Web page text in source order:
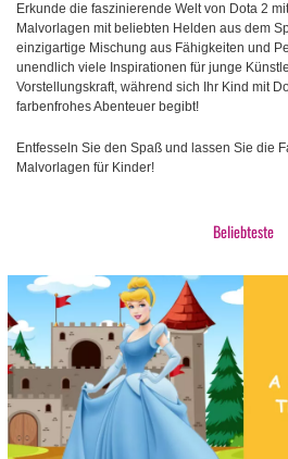
Erkunde die faszinierende Welt von Dota 2
Malvorlagen mit beliebten Helden aus dem
einzigartige Mischung aus Fähigkeiten und
unendlich viele Inspirationen für junge
Vorstellungskraft, während sich Ihr Kind mit
farbenfrohes Abenteuer begibt!
Entfesseln Sie den Spaß und lassen Sie die
Malvorlagen für Kinder!
Beliebteste